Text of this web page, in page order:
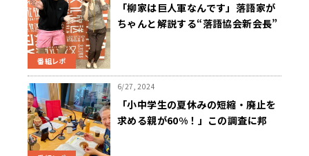
番組レポ
「柳家は巨人軍なんです」落語家が
ちゃんと解説する“落語協会新会長”
6/27, 2024
「小中学生の夏休みの短縮・廃止を
求める親が60%！」この調査に邦